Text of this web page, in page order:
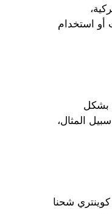
أو استخدام
بشكل
المثال،
شحنا